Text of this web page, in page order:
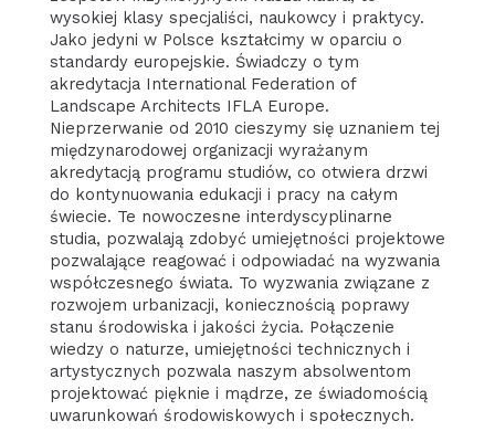
wysokiej klasy specjaliści, naukowcy i praktycy.
Jako jedyni w Polsce kształcimy w oparciu o
standardy europejskie. Świadczy o tym
akredytacja International Federation of
Landscape Architects IFLA Europe.
Nieprzerwanie od 2010 cieszymy się uznaniem tej
międzynarodowej organizacji wyrażanym
akredytacją programu studiów, co otwiera drzwi
do kontynuowania edukacji i pracy na całym
świecie. Te nowoczesne interdyscyplinarne
studia, pozwalają zdobyć umiejętności projektowe
pozwalające reagować i odpowiadać na wyzwania
współczesnego świata. To wyzwania związane z
rozwojem urbanizacji, koniecznością poprawy
stanu środowiska i jakości życia. Połączenie
wiedzy o naturze, umiejętności technicznych i
artystycznych pozwala naszym absolwentom
projektować pięknie i mądrze, ze świadomością
uwarunkowań środowiskowych i społecznych.